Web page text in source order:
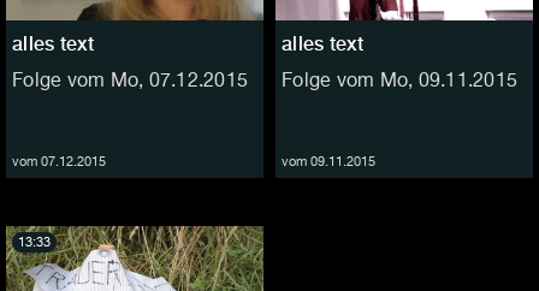
alles text
Folge vom Mo, 07.12.2015
vom 07.12.2015
alles text
Folge vom Mo, 09.11.2015
vom 09.11.2015
13:33